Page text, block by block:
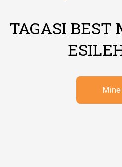
TAGASI BEST
Mine